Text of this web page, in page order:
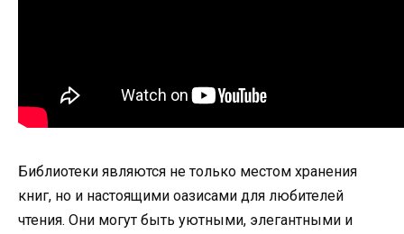
Библиотеки являются не только местом хранения
книг, но и настоящими оазисами для любителей
чтения. Они могут быть уютными, элегантными и